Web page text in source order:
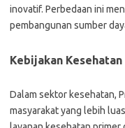
inovatif. Perbedaan ini
pembangunan sumber
Kebijakan Kesehatan
Dalam sektor kesehatan,
masyarakat yang lebih